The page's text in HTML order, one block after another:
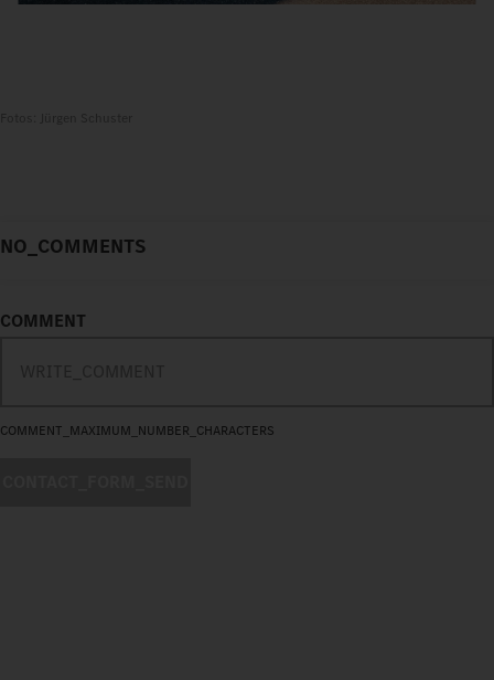
NO_COMMENTS
COMMENT
COMMENT_MAXIMUM_NUMBER_CHARACTERS